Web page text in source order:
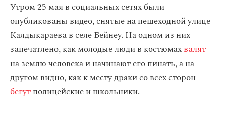
Утром 25 мая в социальных сетях были
опубликованы видео, снятые на пешеходной улице
Калдыкараева в селе Бейнеу. На одном из них
запечатлено, как молодые люди в костюмахвалят
на землю человека и начинают его пинать, а на
другом видно, как к месту драки со всех сторон
бегутполицейские и школьники.